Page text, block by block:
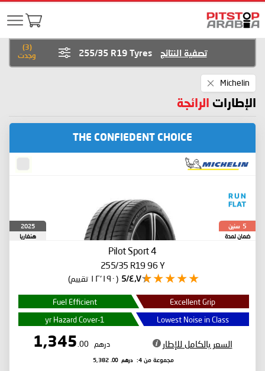
(
3
)
وجدت
تصفية النتائج 255/35 R19 Tyres
Michelin
This
Item الإطارات الرائجة
THE CONFIEDENT CHOICE
5 سنين
ضمان لمدة
2025
هنغاريا
Pilot Sport 4
255/35 R19 96 Y
٤٫٧/5 (١٢٬١٩٠ تقييم)
Excellent Grip
Fuel Efficient
Lowest Noise in Class
1-yr Hazard Cover
السعر بالكامل للإطار درهم 1,345
.00
مجموعة من 4: درهم 5,382
.00